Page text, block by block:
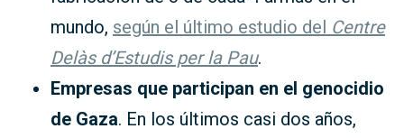
mundo, según el último estudio del Centre
Delàs d’Estudis per la Pau.
Empresas que participan en el genocidio
de Gaza. En los últimos casi dos años,